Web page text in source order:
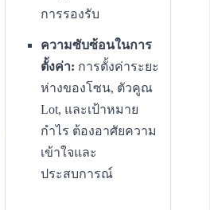
การรองรับ
ความซับซ้อนในการ
ตั้งค่า: การตั้งค่าระยะ
ห่างของโซน, ตัวคูณ
Lot, และเป้าหมาย
กำไร ต้องอาศัยความ
เข้าใจและ
ประสบการณ์